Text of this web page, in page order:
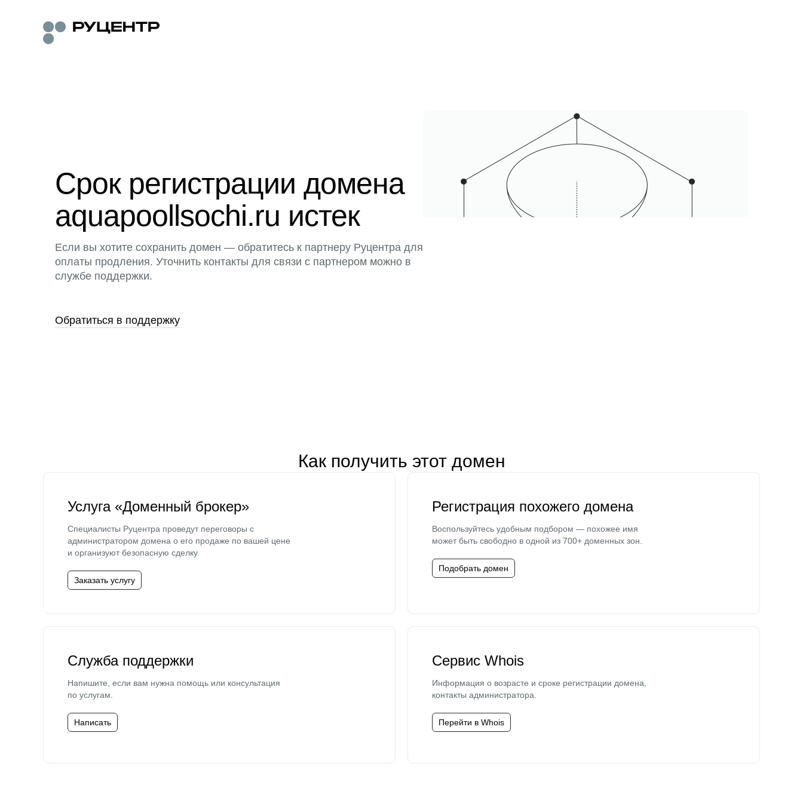
Срок регистрации домена
aquapoollsochi.ru истек
Если вы хотите сохранить домен — обратитесь к партнеру Руцентра для
оплаты продления. Уточнить контакты для связи с партнером можно в
службе поддержки.
Обратиться в поддержку
Как получить этот домен
Услуга «Доменный брокер»
Специалисты Руцентра проведут переговоры с
администратором домена о его продаже по вашей цене
и организуют безопасную сделку.
Заказать услугу
Регистрация похожего домена
Воспользуйтесь удобным подбором — похожее имя
может быть свободно в одной из 700+ доменных зон.
Подобрать домен
Служба поддержки
Напишите, если вам нужна помощь или консультация
по услугам.
Написать
Сервис Whois
Информация о возрасте и сроке регистрации домена,
контакты администратора.
Перейти в Whois